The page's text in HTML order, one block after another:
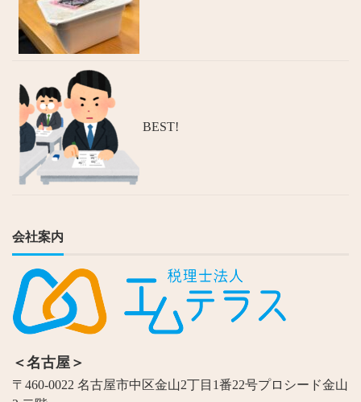
BEST!
会社案内
＜名古屋＞
〒460-0022 名古屋市中区金山2丁目1番22号プロシード金山